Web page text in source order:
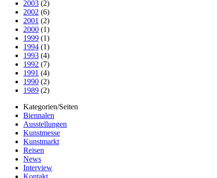
2003 (2)
2002 (6)
2001 (2)
2000 (1)
1999 (1)
1994 (1)
1993 (4)
1992 (7)
1991 (4)
1990 (2)
1989 (2)
Kategorien/Seiten
Biennalen
Ausstellungen
Kunstmesse
Kunstmarkt
Reisen
News
Interview